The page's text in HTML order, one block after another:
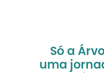
Só a
uma